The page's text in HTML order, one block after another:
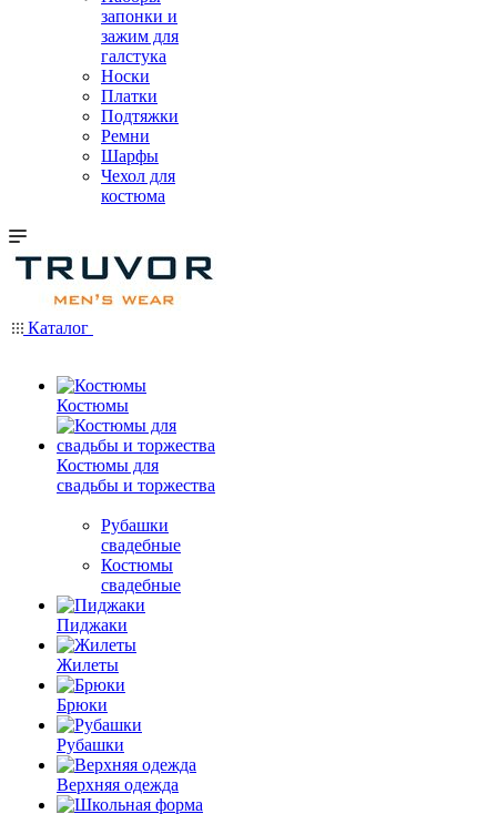
запонки и
зажим для
галстука
Носки
Платки
Подтяжки
Ремни
Шарфы
Чехол для
костюма
Каталог
Костюмы
Костюмы для
свадьбы и торжества
Рубашки
свадебные
Костюмы
свадебные
Пиджаки
Жилеты
Брюки
Рубашки
Верхняя одежда